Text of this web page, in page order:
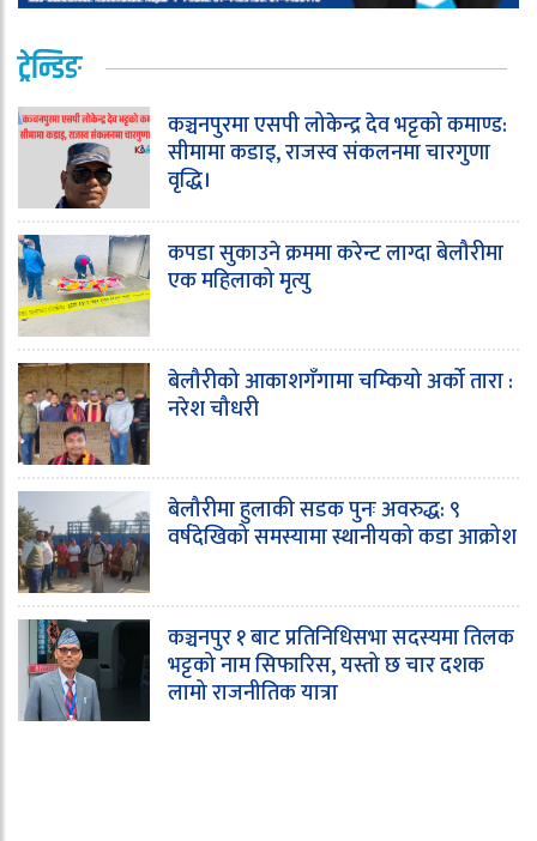
ट्रेन्डिङ
कञ्चनपुरमा एसपी लोकेन्द्र देव भट्टको कमाण्ड:
सीमामा कडाइ, राजस्व संकलनमा चारगुणा
वृद्धि।
कपडा सुकाउने क्रममा करेन्ट लाग्दा बेलौरीमा
एक महिलाको मृत्यु
बेलौरीको आकाशगँगामा चम्कियो अर्को तारा :
नरेश चौधरी
बेलौरीमा हुलाकी सडक पुनः अवरुद्ध: ९
वर्षदेखिको समस्यामा स्थानीयको कडा आक्रोश
कञ्चनपुर १ बाट प्रतिनिधिसभा सदस्यमा तिलक
भट्टको नाम सिफारिस, यस्तो छ चार दशक
लामो राजनीतिक यात्रा